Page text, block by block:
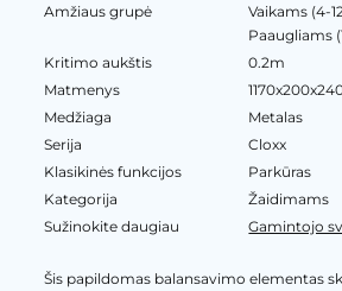
Amžiaus grupė
Vaikams (4-
Paaugliams
Kritimo aukštis
0.2m
Matmenys
Medžiaga
Metalas
Serija
Cloxx
Klasikinės funkcijos
Parkūras
Kategorija
Žaidimams
Sužinokite daugiau
Gamintojo
Šis papildomas balansavimo elementas